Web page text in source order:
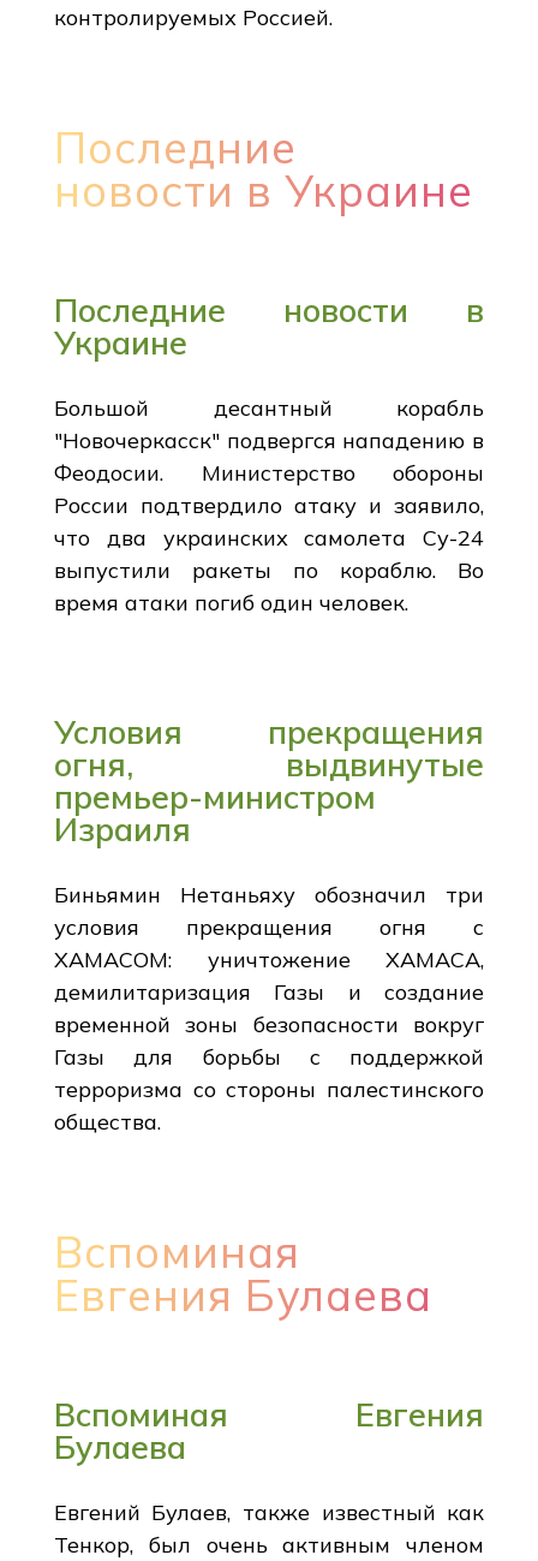
контролируемых Россией.
Последние
новости в Украине
Последние новости в
Украине
Большой десантный корабль
"Новочеркасск" подвергся нападению в
Феодосии. Министерство обороны
России подтвердило атаку и заявило,
что два украинских самолета Су-24
выпустили ракеты по кораблю. Во
время атаки погиб один человек.
Условия прекращения
огня, выдвинутые
премьер-министром
Израиля
Биньямин Нетаньяху обозначил три
условия прекращения огня с
ХАМАСОМ: уничтожение ХАМАСА,
демилитаризация Газы и создание
временной зоны безопасности вокруг
Газы для борьбы с поддержкой
терроризма со стороны палестинского
общества.
Вспоминая
Евгения Булаева
Вспоминая Евгения
Булаева
Евгений Булаев, также известный как
Тенкор, был очень активным членом